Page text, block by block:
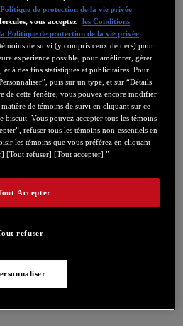
de protection de la vie privée
vous acceptez
les Conditions
Politique de protection de la vie privée
de suivi (y compris ceux de tiers) pour
expérience possible, pour améliorer, gérer
et à des fins statistiques et publicitaires. Pour
puis sur un type, et sur “Détails
de cette fenêtre, vous pouvez encore modifier
de témoins de suivi en cliquant sur ce
biscuit. Vous pouvez accepter tous les témoins
refuser tous les témoins non-essentiels en
les témoins que vous préférez en cliquant
[Tout refuser] [Tout accepter] ”
refuser
Accepter